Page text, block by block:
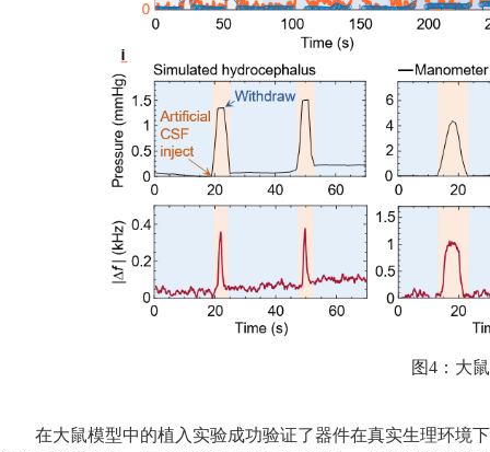
图4 ：大
在大鼠模型中的植入实验成功验证了器件在真实生理环境